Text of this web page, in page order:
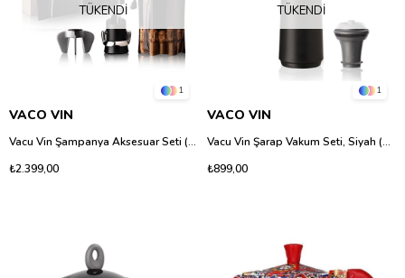
TÜKENDI
1
VACO VIN
Vacu Vin Şampanya Aksesuar Seti (Şampanya Açacağı, Soğutucu, Servis & Stopper), Kutulu
₺2.399,00
TÜKENDI
1
VACO VIN
Vacu Vin Şarap Vakum Seti, Siyah (1 Pompa, 1 Şarap Tıpası)
₺899,00